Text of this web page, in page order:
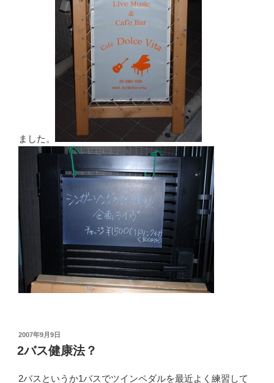
ました。
投
稿
日:
2007年9月9日
2バス健康法？
2バスというか1バスでツインペダルを最近よく練習して